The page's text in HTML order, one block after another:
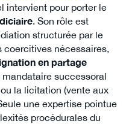
intervient pour porter le
. Son rôle est
structurée par le
coercitives nécessaires,
en partage
successoral
la licitation (vente aux
une expertise pointue
procédurales du